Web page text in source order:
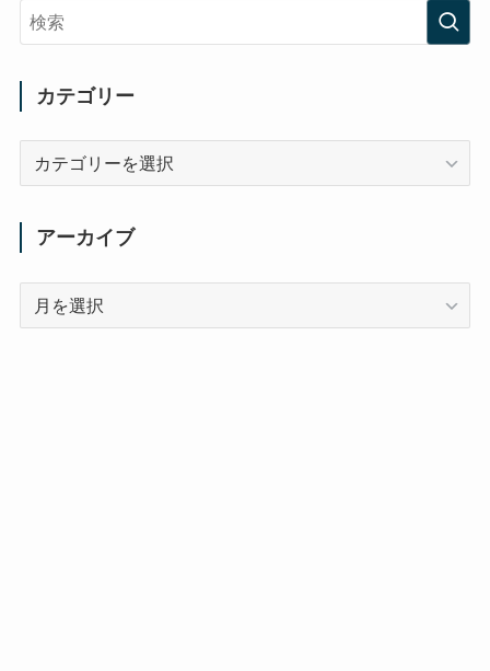
カテゴリー
アーカイブ